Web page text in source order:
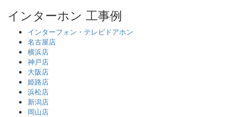
インターホン 工事例
インターフォン・テレビドアホン
名古屋店
横浜店
神戸店
大阪店
姫路店
浜松店
新潟店
岡山店